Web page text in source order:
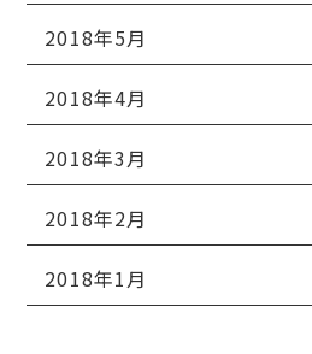
2018年5月
2018年4月
2018年3月
2018年2月
2018年1月